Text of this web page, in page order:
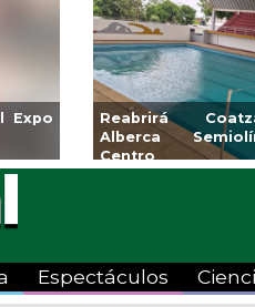
Expo
Reabrirá
Alberca
Centro
Espectáculos